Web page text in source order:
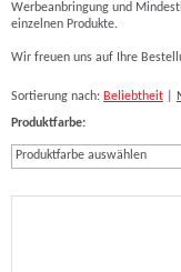
Werbeanbringung und
einzelnen Produkte.
Wir freuen uns auf Ihre
Sortierung nach: Beliebtheit
Produktfarbe:
Produktfarbe auswählen